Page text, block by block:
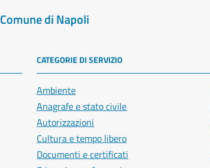
Comune di Napoli
CATEGORIE DI SERVIZIO
Ambiente
Anagrafe e stato civile
Autorizzazioni
Cultura e tempo libero
Documenti e certificati